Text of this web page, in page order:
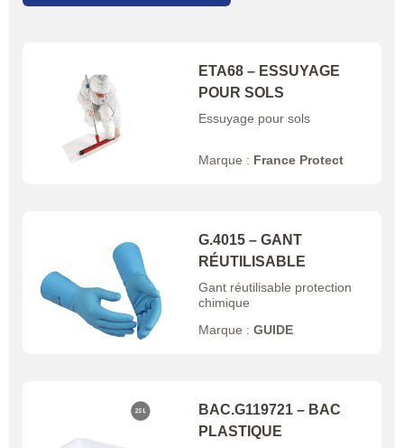
ETA68 – ESSUYAGE
POUR SOLS
Essuyage pour sols
Marque : France Protect
G.4015 – GANT
RÉUTILISABLE
Gant réutilisable protection
chimique
Marque :GUIDE
BAC.G119721 – BAC
PLASTIQUE